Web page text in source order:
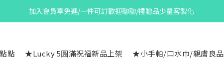
加入會員享免運/一件可訂歡迎聊聊/禮贈品少量客製化
點 ★Lucky 5圓滿祝福新品上架 ★小手帕/口水巾/親膚良品